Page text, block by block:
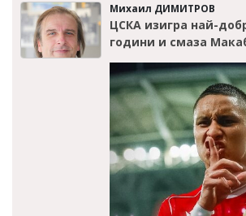
Михаил ДИМИТРОВ
ЦСКА изигра най-
години и смаза